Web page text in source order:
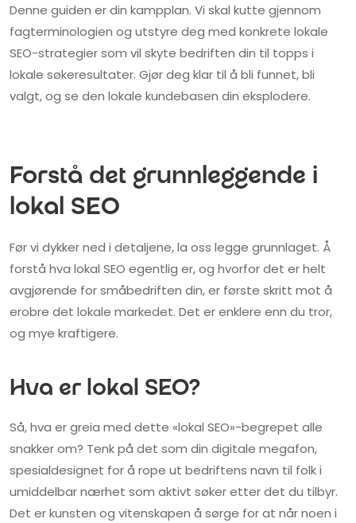
Denne guiden er din kampplan. Vi skal kutte gjennom
fagterminologien og utstyre deg med konkrete lokale
SEO-strategier som vil skyte bedriften din til topps i
lokale søkeresultater. Gjør deg klar til å bli funnet, bli
valgt, og se den lokale kundebasen din eksplodere.
Forstå det grunnleggende i
lokal SEO
Før vi dykker ned i detaljene, la oss legge grunnlaget. Å
forstå hva lokal SEO egentlig er, og hvorfor det er helt
avgjørende for småbedriften din, er første skritt mot å
erobre det lokale markedet. Det er enklere enn du tror,
og mye kraftigere.
Hva er lokal SEO?
Så, hva er greia med dette «lokal SEO»-begrepet alle
snakker om? Tenk på det som din digitale megafon,
spesialdesignet for å rope ut bedriftens navn til folk i
umiddelbar nærhet som aktivt søker etter det du tilbyr.
Det er kunsten og vitenskapen å sørge for at når noen i